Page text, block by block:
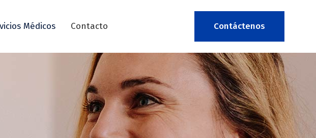
Contáctenos
Médicos Contacto